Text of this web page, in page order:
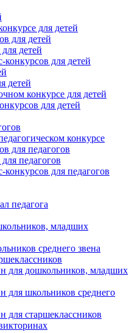
для детей
для детей
детей
конкурсов для детей
детей
конкурсе для детей
для детей
конкурсе
для педагогов
педагогов
конкурсов для педагогов
педагога
младших
среднего звена
для дошкольников, младших
для школьников среднего
для старшеклассников